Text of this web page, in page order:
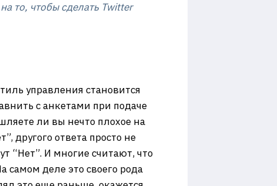
то, чтобы сделать Twitter
управления становится
с анкетами при подаче
ли вы нечто плохое на
другого ответа просто не
“Нет”. И многие считают, что
самом деле это своего рода